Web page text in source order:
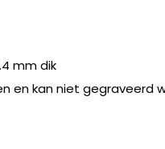
mm dik
en kan niet